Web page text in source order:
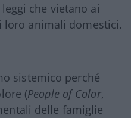
che vietano ai
animali domestici.
sistemico perché
(People of Color,
delle famiglie